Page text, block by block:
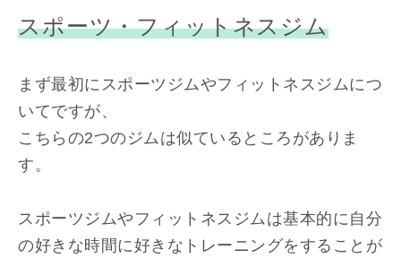
スポーツ・フィットネスジム
まず最初にスポーツジムやフィットネスジムにつ
いてですが、
こちらの2つのジムは似ているところがありま
す。
スポーツジムやフィットネスジムは基本的に自分
の好きな時間に好きなトレーニングをすることが